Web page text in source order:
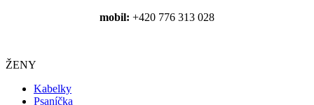
mobil: +420 776 313 028
ŽENY
Kabelky
Psaníčka